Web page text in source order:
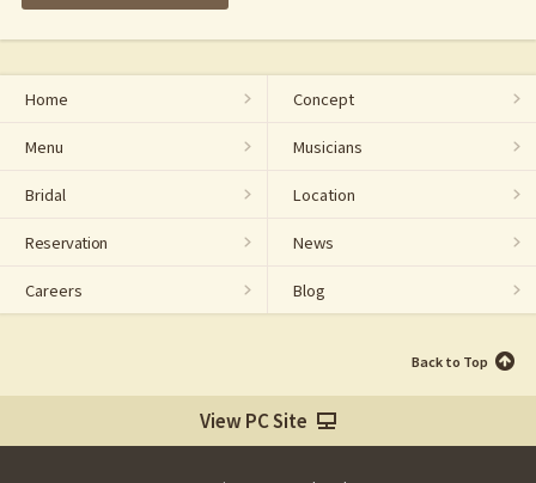
Home Concept
Menu Musicians
Bridal Location
Reservation News
Careers Blog
Back to Top
View PC Site